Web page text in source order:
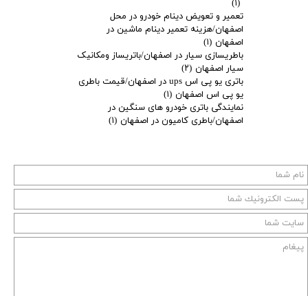
(۱)
تعمیر و تعویض دینام خودرو در محل
اصفهان/هزینه تعمیر دینام ماشین در
اصفهان (۱)
باطریسازی سیار در اصفهان/باتریساز ومکانیک
سیار اصفهان (۲)
باتری یو پی اس ups در اصفهان/قیمت باطری
یو پی اس اصفهان (۱)
نمایندگی باتری خودرو های سنگین در
اصفهان/باطری کامیون در اصفهان (۱)